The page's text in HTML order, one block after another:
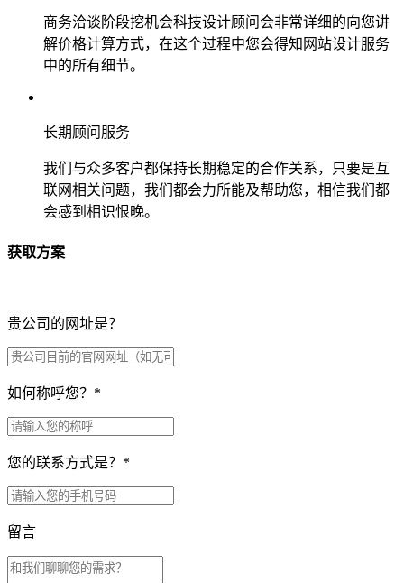
商务洽谈阶段挖机会科技设计顾问会非常详细的向您讲
解价格计算方式，在这个过程中您会得知网站设计服务
中的所有细节。
长期顾问服务
我们与众多客户都保持长期稳定的合作关系，只要是互
联网相关问题，我们都会力所能及帮助您，相信我们都
会感到相识恨晚。
获取方案
贵公司的网址是？
如何称呼您？ *
您的联系方式是？ *
留言